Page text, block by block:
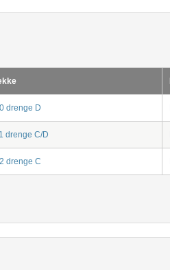
drenge D
drenge C/D
drenge C